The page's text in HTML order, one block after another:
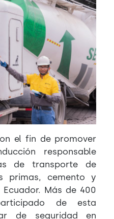
el fin de promover
responsable
de transporte de
primas, cemento y
Ecuador. Más de 400
de esta
de seguridad en